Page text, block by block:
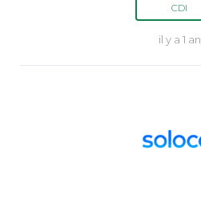
CDI
il y a 1 an